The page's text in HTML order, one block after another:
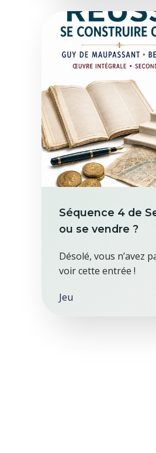
Séquence 4 de
ou se vendre ?
Désolé, vous n’avez
voir cette entrée !
Jeu